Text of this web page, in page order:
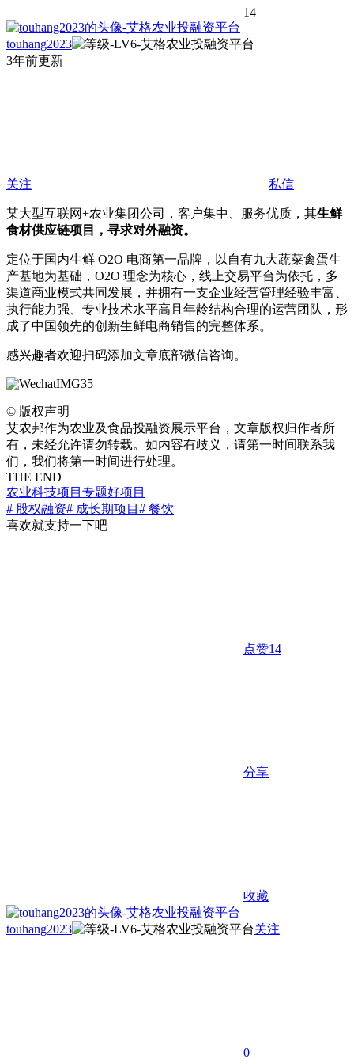
14
touhang2023
3年前更新
关注 私信
某大型互联网+农业集团公司，客户集中、服务优质，其生鲜
食材供应链项目，寻求对外融资。
定位于国内生鲜 O2O 电商第一品牌，以自有九大蔬菜禽蛋生
产基地为基础，O2O 理念为核心，线上交易平台为依托，多
渠道商业模式共同发展，并拥有一支企业经营管理经验丰富、
执行能力强、专业技术水平高且年龄结构合理的运营团队，形
成了中国领先的创新生鲜电商销售的完整体系。
感兴趣者欢迎扫码添加文章底部微信咨询。
© 版权声明
艾农邦作为农业及食品投融资展示平台，文章版权归作者所
有，未经允许请勿转载。如内容有歧义，请第一时间联系我
们，我们将第一时间进行处理。
THE END
农业科技项目专题好项目
# 股权融资# 成长期项目 # 餐饮
喜欢就支持一下吧
点赞14
分享
收藏
touhang2023 关注
0